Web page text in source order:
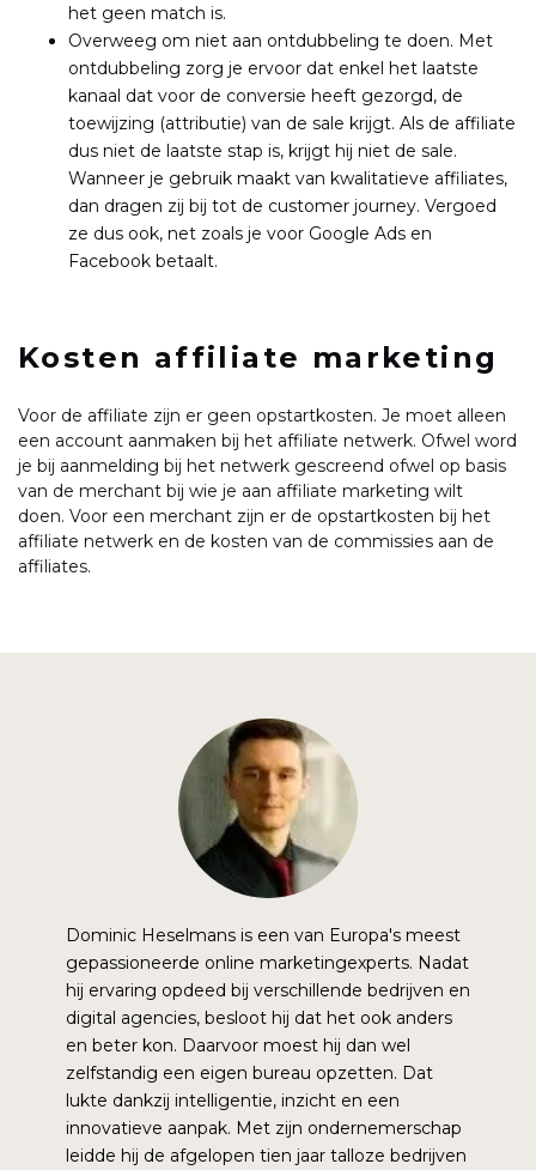
het geen match is.
Overweeg om niet aan ontdubbeling te doen. Met
ontdubbeling zorg je ervoor dat enkel het laatste
kanaal dat voor de conversie heeft gezorgd, de
toewijzing (attributie) van de sale krijgt. Als de affiliate
dus niet de laatste stap is, krijgt hij niet de sale.
Wanneer je gebruik maakt van kwalitatieve affiliates,
dan dragen zij bij tot de customer journey. Vergoed
ze dus ook, net zoals je voor Google Ads en
Facebook betaalt.
Kosten affiliate marketing
Voor de affiliate zijn er geen opstartkosten. Je moet alleen
een account aanmaken bij het affiliate netwerk. Ofwel word
je bij aanmelding bij het netwerk gescreend ofwel op basis
van de merchant bij wie je aan affiliate marketing wilt
doen. Voor een merchant zijn er de opstartkosten bij het
affiliate netwerk en de kosten van de commissies aan de
affiliates.
Dominic Heselmans is een van Europa's meest
gepassioneerde online marketingexperts. Nadat
hij ervaring opdeed bij verschillende bedrijven en
digital agencies, besloot hij dat het ook anders
en beter kon. Daarvoor moest hij dan wel
zelfstandig een eigen bureau opzetten. Dat
lukte dankzij intelligentie, inzicht en een
innovatieve aanpak. Met zijn ondernemerschap
leidde hij de afgelopen tien jaar talloze bedrijven